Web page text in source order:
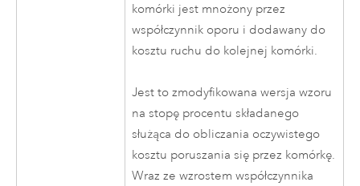
komórki jest mnożony przez
współczynnik oporu i dodawany do
kosztu ruchu do kolejnej komórki.
Jest to zmodyfikowana wersja wzoru
na stopę procentu składanego
służąca do obliczania oczywistego
kosztu poruszania się przez komórkę.
Wraz ze wzrostem współczynnika